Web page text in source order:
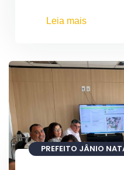
Leia mais
PREFEITO JÂNIO